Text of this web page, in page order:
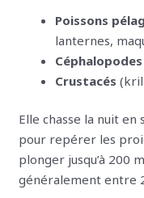
Poissons
lanternes,
Céphalopodes
Crustacés
Elle chasse la nuit en
pour repérer les
plonger jusqu’à 200
généralement entre